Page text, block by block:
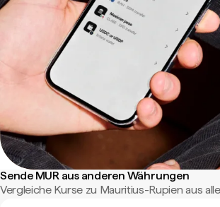
Sende MUR aus anderen Währungen
Vergleiche Kurse zu Mauritius-Rupien aus